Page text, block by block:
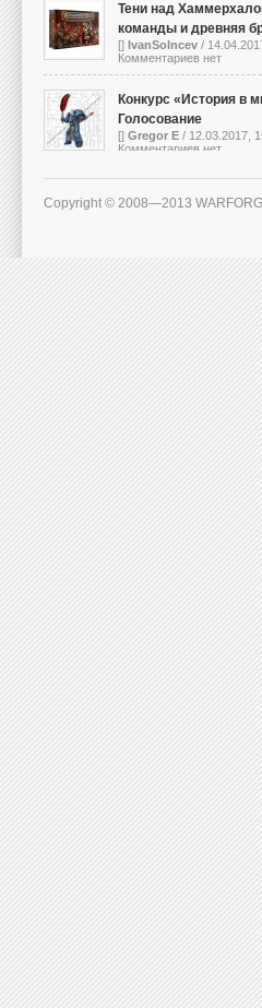
Тени над
команды и древняя
[] IvanSolncev /
Комментариев нет
Конкурс «История в
Голосование
[] Gregor E / 12.03.2017,
Комментариев нет
Copyright © 2008—2013